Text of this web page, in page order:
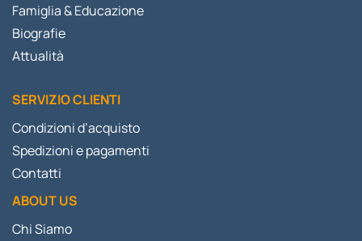
Famiglia & Educazione
Biografie
Attualità
SERVIZIO CLIENTI
Condizioni d’acquisto
Spedizioni e pagamenti
Contatti
ABOUT US
Chi Siamo